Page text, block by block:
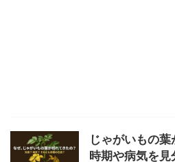
じゃがいもの葉
時期や病気を見